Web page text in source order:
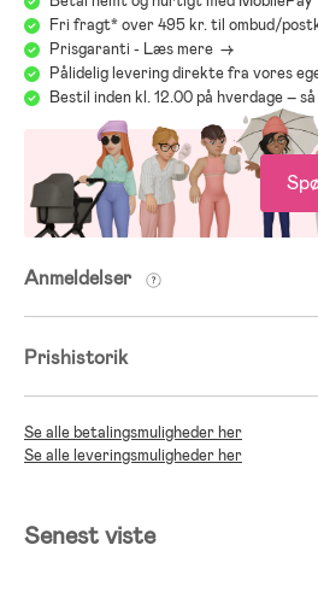
Fri fragt* over 495 kr. til ombud/
Prisgaranti - Læs mere ->
Pålidelig levering direkte fra vores
Bestil inden kl. 12.00 på hverdage –
Anmeldelser
Prishistorik
Se alle betalingsmuligheder her
Se alle leveringsmuligheder her
Senest viste